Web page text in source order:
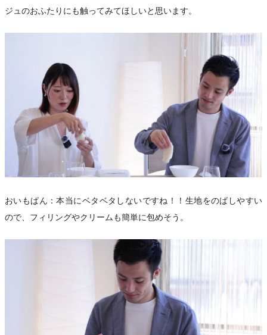
ジュのおふたりにも触ってみてほしいと思います。
おいもぱん：本当にベタベタしないですね！！生地をのばしやすい
ので、フィリングやクリームも簡単に包めそう。